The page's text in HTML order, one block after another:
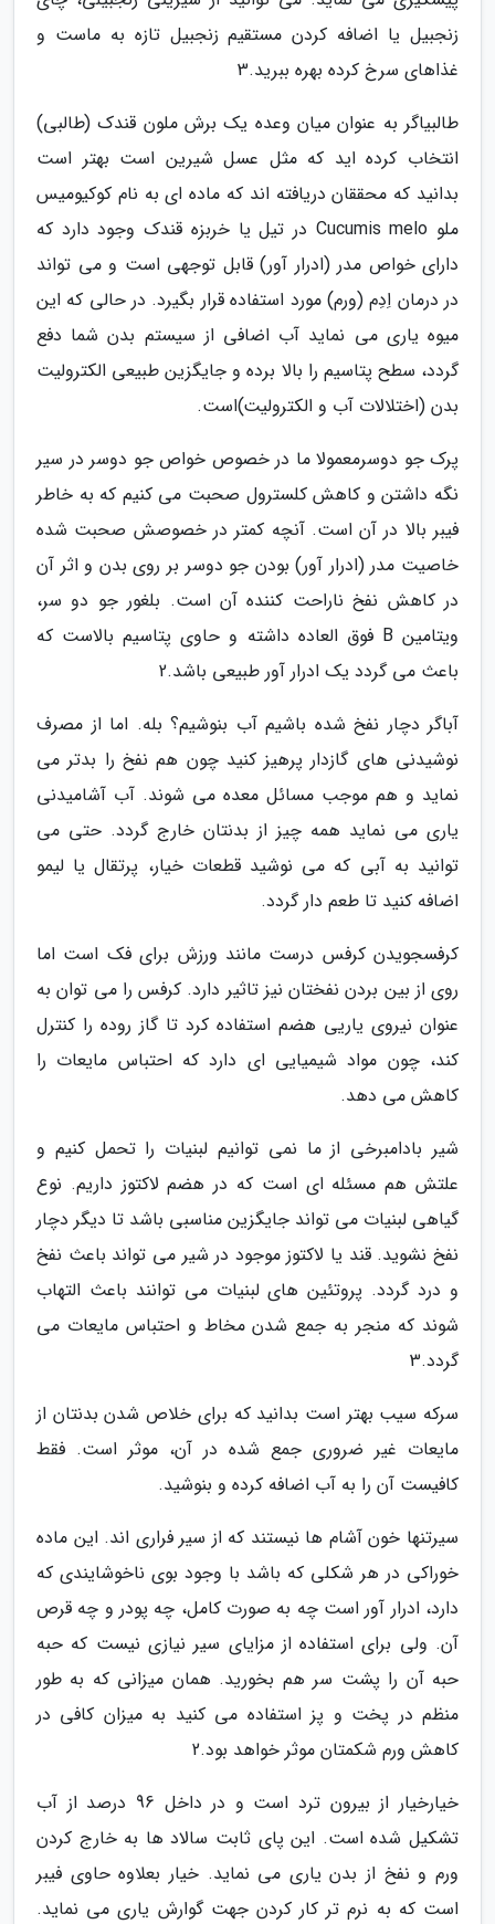
زنجبیل یا اضافه کردن مستقیم زنجبیل تازه به ماست و
غذاهای سرخ کرده بهره ببرید.3
طالبیاگر به عنوان میان وعده یک برش ملون قندک (طالبی)
انتخاب کرده اید که مثل عسل شیرین است بهتر است
بدانید که محققان دریافته اند که ماده ای به نام کوکیومیس
ملو Cucumis melo در تیل یا خربزه قندک وجود دارد که
دارای خواص مدر (ادرار آور) قابل توجهی است و می تواند
در درمان اِدِم (ورم) مورد استفاده قرار بگیرد. در حالی که این
میوه یاری می نماید آب اضافی از سیستم بدن شما دفع
گردد، سطح پتاسیم را بالا برده و جایگزین طبیعی الکترولیت
بدن (اختلالات آب و الکترولیت)است.
پرک جو دوسرمعمولا ما در خصوص خواص جو دوسر در سیر
نگه داشتن و کاهش کلسترول صحبت می کنیم که به خاطر
فیبر بالا در آن است. آنچه کمتر در خصوصش صحبت شده
خاصیت مدر (ادرار آور) بودن جو دوسر بر روی بدن و اثر آن
در کاهش نفخ ناراحت کننده آن است. بلغور جو دو سر،
ویتامین B فوق العاده داشته و حاوی پتاسیم بالاست که
باعث می گردد یک ادرار آور طبیعی باشد.2
آباگر دچار نفخ شده باشیم آب بنوشیم؟ بله. اما از مصرف
نوشیدنی های گازدار پرهیز کنید چون هم نفخ را بدتر می
نماید و هم موجب مسائل معده می شوند. آب آشامیدنی
یاری می نماید همه چیز از بدنتان خارج گردد. حتی می
توانید به آبی که می نوشید قطعات خیار، پرتقال یا لیمو
اضافه کنید تا طعم دار گردد.
کرفسجویدن کرفس درست مانند ورزش برای فک است اما
روی از بین بردن نفختان نیز تاثیر دارد. کرفس را می توان به
عنوان نیروی یاریی هضم استفاده کرد تا گاز روده را کنترل
کند، چون مواد شیمیایی ای دارد که احتباس مایعات را
کاهش می دهد.
شیر بادامبرخی از ما نمی توانیم لبنیات را تحمل کنیم و
علتش هم مسئله ای است که در هضم لاکتوز داریم. نوع
گیاهی لبنیات می تواند جایگزین مناسبی باشد تا دیگر دچار
نفخ نشوید. قند یا لاکتوز موجود در شیر می تواند باعث نفخ
و درد گردد. پروتئین های لبنیات می توانند باعث التهاب
شوند که منجر به جمع شدن مخاط و احتباس مایعات می
گردد.3
سرکه سیب بهتر است بدانید که برای خلاص شدن بدنتان از
مایعات غیر ضروری جمع شده در آن، موثر است. فقط
کافیست آن را به آب اضافه کرده و بنوشید.
سیرتنها خون آشام ها نیستند که از سیر فراری اند. این ماده
خوراکی در هر شکلی که باشد با وجود بوی ناخوشایندی که
دارد، ادرار آور است چه به صورت کامل، چه پودر و چه قرص
آن. ولی برای استفاده از مزایای سیر نیازی نیست که حبه
حبه آن را پشت سر هم بخورید. همان میزانی که به طور
منظم در پخت و پز استفاده می کنید به میزان کافی در
کاهش ورم شکمتان موثر خواهد بود.2
خیارخیار از بیرون ترد است و در داخل 96 درصد از آب
تشکیل شده است. این پای ثابت سالاد ها به خارج کردن
ورم و نفخ از بدن یاری می نماید. خیار بعلاوه حاوی فیبر
است که به نرم تر کار کردن جهت گوارش یاری می نماید.